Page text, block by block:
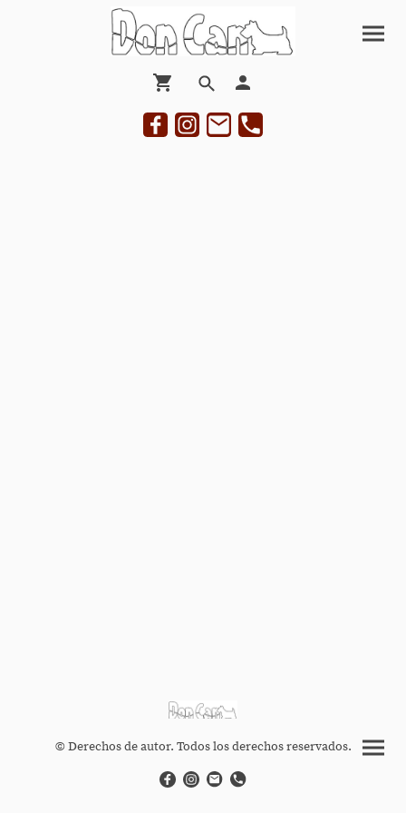
© Derechos de autor. Todos los derechos reservados.